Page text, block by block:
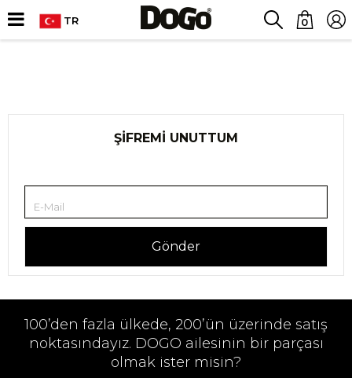
TR 0
ŞIFREMI UNUTTUM
E-Mail
Gönder
100’den fazla ülkede, 200’ün üzerinde satış
noktasındayız. DOGO ailesinin bir parçası
olmak ister misin?